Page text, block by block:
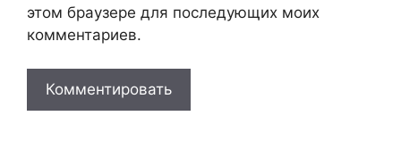
этом браузере для последующих моих
комментариев.